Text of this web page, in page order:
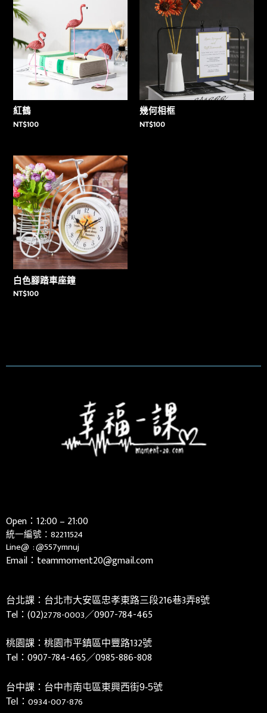
紅鶴
NT$100
幾何相框
NT$100
白色腳踏車座鐘
NT$100
Open：12:00 – 21:00
統一編號：82211524
Line@ :@557ymnuj
Email：teammoment20@gmail.com
台北課：台北市大安區忠孝東路三段216巷3弄8號
Tel：(02)2778-0003／0907-784-465
桃園課：桃園市平鎮區中豐路132號
Tel： 0907-784-465／0985-886-808
台中課：台中市南屯區東興西街9-5號
Tel： 0934-007-876